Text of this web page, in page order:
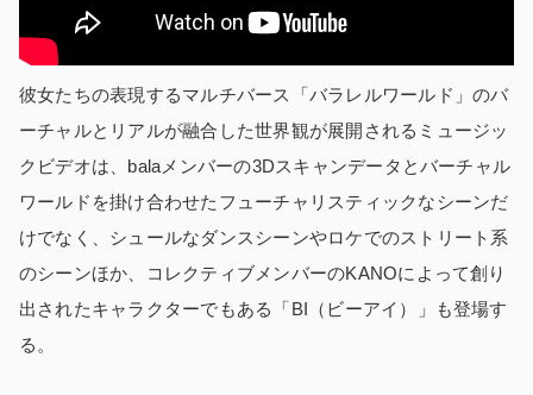
彼女たちの表現するマルチバース「バラレルワールド」のバ
ーチャルとリアルが融合した世界観が展開されるミュージッ
クビデオは、balaメンバーの3Dスキャンデータとバーチャル
ワールドを掛け合わせたフューチャリスティックなシーンだ
けでなく、シュールなダンスシーンやロケでのストリート系
のシーンほか、コレクティブメンバーのKANOによって創り
出されたキャラクターでもある「BI（ビーアイ）」も登場す
る。